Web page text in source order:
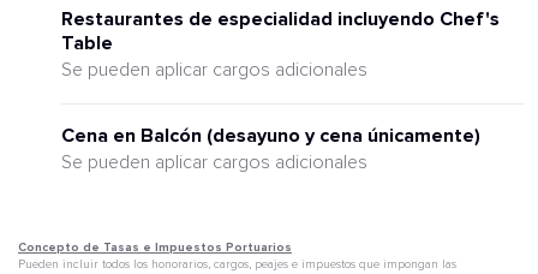
Restaurantes de especialidad incluyendo Chef's
Table
Se pueden aplicar cargos adicionales
Cena en Balcón (desayuno y cena únicamente)
Se pueden aplicar cargos adicionales
Concepto de Tasas e Impuestos Portuarios
Pueden incluir todos los honorarios, cargos, peajes e impuestos que impongan las